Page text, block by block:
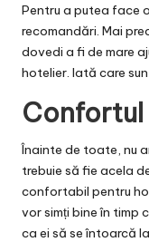
Pentru a putea face
recomandări. Mai
dovedi a fi de mare
hotelier. Iată care
Înainte de toate, nu
trebuie să fie acela
confortabil pentru
vor simți bine în timp
ca ei să se întoarcă